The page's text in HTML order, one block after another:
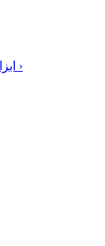
›